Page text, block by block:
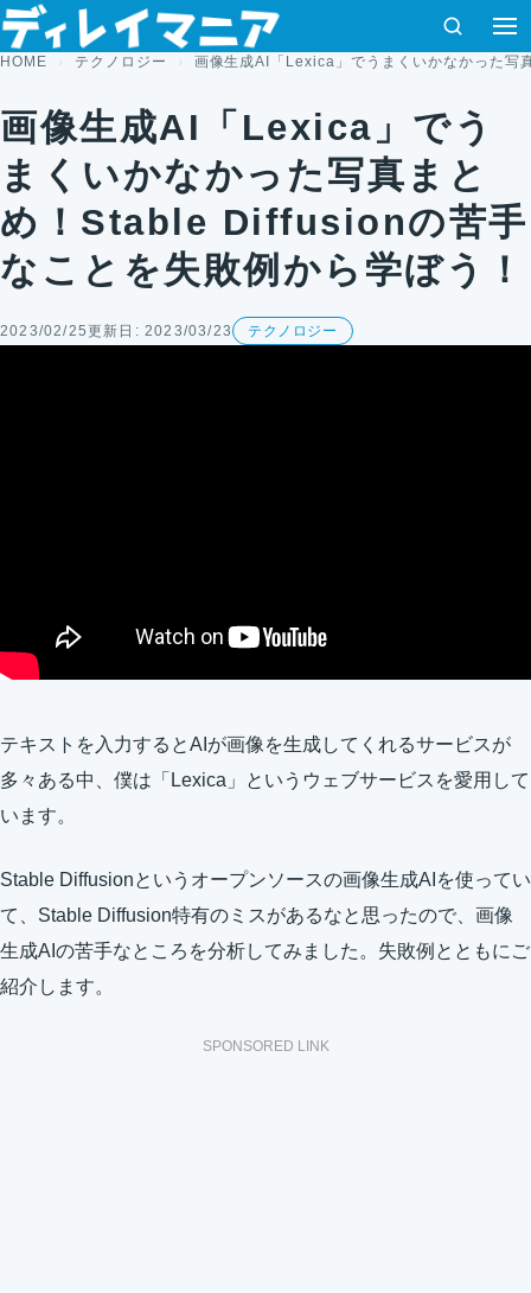
コンテンツへスキップ
検索
HOME テクノロジー 画像生成AI「Lexica」でうまくいかなかった
画像生成AI「Lexica」でう
まくいかなかった写真まと
め！Stable Diffusionの苦手
なことを失敗例から学ぼう！
2023/02/25更新日: 2023/03/23 テクノロジー
テキストを入力するとAIが画像を生成してくれるサービスが
多々ある中、僕は「Lexica」というウェブサービスを愛用して
います。
Stable Diffusionというオープンソースの画像生成AIを使ってい
て、Stable Diffusion特有のミスがあるなと思ったので、画像
生成AIの苦手なところを分析してみました。失敗例とともにご
紹介します。
SPONSORED LINK